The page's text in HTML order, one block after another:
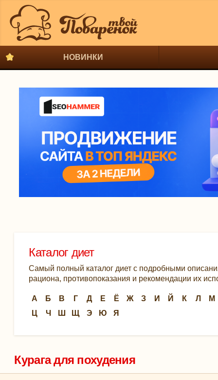
НОВИНКИ
Каталог диет
Самый полный каталог диет с подробными
рациона, противопоказания и рекомендации их
А Б В Г Д Е Ё Ж З И Й К Л
М
Ц
Ч Ш Щ Э Ю Я
Курага для похудения